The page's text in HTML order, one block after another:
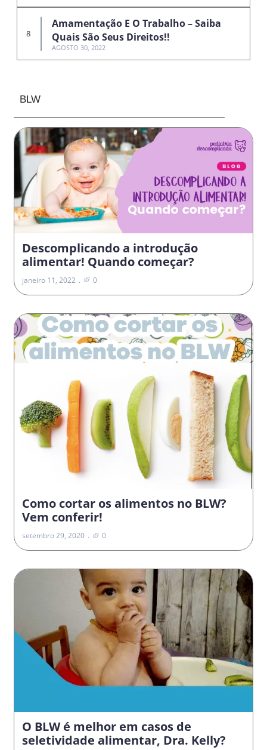
Amamentação E O Trabalho – Saiba
Quais São Seus Direitos!!
AGOSTO 30, 2022
BLW
Descomplicando a introdução
alimentar! Quando começar?
janeiro 11, 2022 0
Como cortar os alimentos no BLW?
Vem conferir!
setembro 29, 2020 0
O BLW é melhor em casos de
seletividade alimentar, Dra. Kelly?